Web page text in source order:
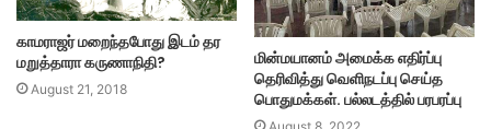
காமராஜர் மறைந்தபோது இடம் தர
மறுத்தாரா கருணாநிதி?
August 21, 2018
மின்மயானம் அமைக்க எதிர்ப்பு
தெரிவித்து வெளிநடப்பு செய்த
பொதுமக்கள். பல்லடத்தில் பரபரப்பு